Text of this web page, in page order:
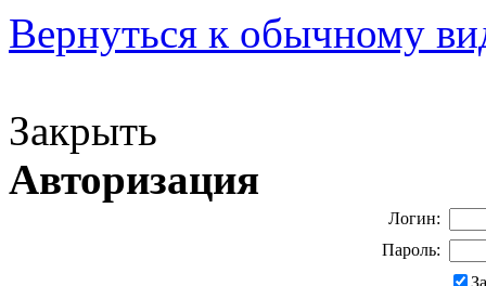
Вернуться к обычному
Закрыть
Авторизация
Логин:
Пароль: